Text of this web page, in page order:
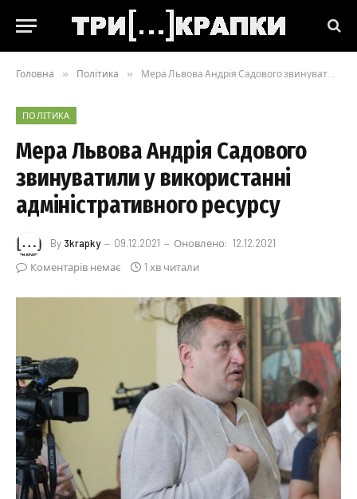
Головна » Політика » Мера Львова Андрія Садового звинуватили у використанні адміністративного ресурсу
ПОЛІТИКА
Мера Львова Андрія Садового
звинуватили у використанні
адміністративного ресурсу
By 3krapky 09.12.2021 Оновлено: 12.12.2021
Коментарів немає
1 хв читали